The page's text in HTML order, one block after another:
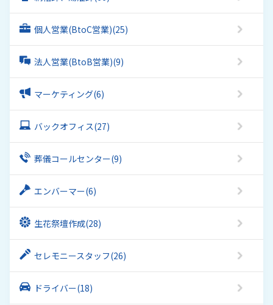
個人営業(BtoC営業)(25)
法人営業(BtoB営業)(9)
マーケティング(6)
バックオフィス(27)
葬儀コールセンター(9)
エンバーマー(6)
生花祭壇作成(28)
セレモニースタッフ(26)
ドライバー(18)